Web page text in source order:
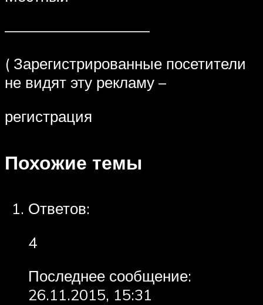
—————————–
( Зарегистрированные посетители
не видят эту рекламу –
регистрация
Похожие темы
Ответов:
4
Последнее сообщение:
26.11.2015, 15:31